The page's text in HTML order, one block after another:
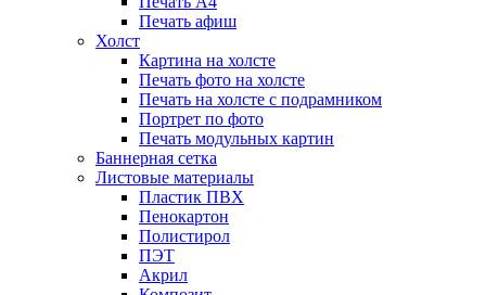
Печать афиш
Холст
Картина на холсте
Печать фото на холсте
Печать на холсте с подрамником
Портрет по фото
Печать модульных картин
Баннерная сетка
Листовые материалы
Пластик ПВХ
Пенокартон
Полистирол
ПЭТ
Акрил